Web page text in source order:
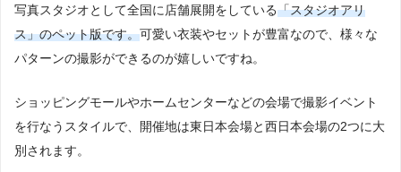
写真スタジオとして全国に店舗展開をしている「スタジオアリ
ス」のペット版です。可愛い衣装やセットが豊富なので、様々な
パターンの撮影ができるのが嬉しいですね。
ショッピングモールやホームセンターなどの会場で撮影イベント
を行なうスタイルで、開催地は東日本会場と西日本会場の2つに大
別されます。